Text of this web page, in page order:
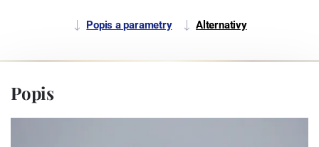
Popis a parametry Alternativy
Popis